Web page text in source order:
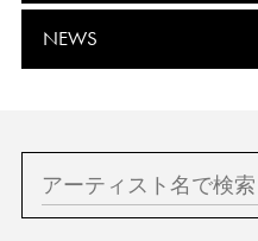
NEWS